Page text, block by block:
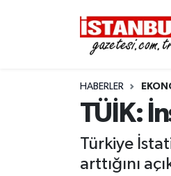
HABERLER
TÜİK:
Türkiye
arttığını
EKONOMİ
İSTANBUL
Nöbetçi Eczaneler
Hava Durumu
Trafik Durumu
Süper Lig Puan Durumu